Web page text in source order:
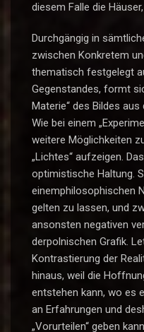
diesem Falle die
Durchgängig in
zwischen Konkretem
thematisch festgelegt
Gegenstandes, formt
Materie“ des Bildes
Wie bei einem
weitere Möglichkeiten
„Lichtes“ aufzeigen.
optimistische Haltung.
einemphilosophischen
gelten zu lassen, und
ansonsten negativen
derpolnischen Grafik.
Kontrastierung der
hinaus, weil die
entstehen kann, wo es
an Erfahrungen und
„Vorurteilen“ geben